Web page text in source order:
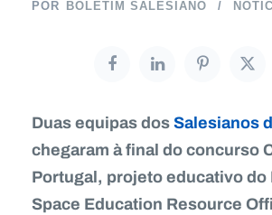
POR BOLETIM SALESIANO
Duas equipas dosSalesianos
chegaram à final do concurso
Portugal, projeto educativo do
Space Education Resource